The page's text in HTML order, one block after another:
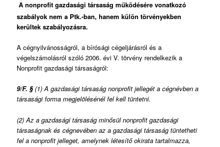
A nonprofit gazdasági társaság működésére vonatkozó
szabályok nem a Ptk.-ban, hanem külön törvényekben
kerültek szabályozásra.
A cégnyilvánosságról, a bírósági cégeljárásról és a
végelszámolásról szóló 2006. évi V. törvény rendelkezik a
Nonprofit gazdasági társaságról:
9/F. §(1) A gazdasági társaság nonprofit jellegét a cégnévben a
társasági forma megjelölésénél fel kell tüntetni.
(2) Az a gazdasági társaság minősül nonprofit gazdasági
társaságnak és cégnevében az a gazdasági társaság tüntetheti
fel a nonprofit jelleget, amelynek létesítő okirata tartalmazza,